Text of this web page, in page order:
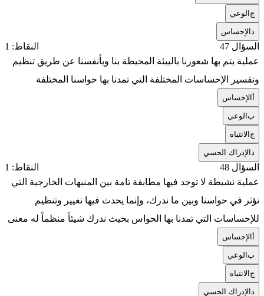
جالوعي
الإحساس
السؤال 47
النقاط: 1
عملية يتم بها شعورنا بالبيئة المحيطة بنا وبأنفسنا عن طريق تنظيم
وتفسير الإحساسات المختلفة التي تمدنا بها حواسنا المختلفة
الإحساس
بالوعي
جالانتباه
الإدراك الحسي
السؤال 48
النقاط: 1
عملية نشيطة لا توجد فيها مطابقة تامة بين المنبهات الخارجية التي
تؤثر في حواسنا وبين ما ندرك، وإنما يحدث فيها تغيير وتنظيم
للإحساسات التي تمدنا بها الحواس بحيث ندرك شيئاً منظماً له معنى
الإحساس
بالوعي
جالانتباه
الإدراك الحسي